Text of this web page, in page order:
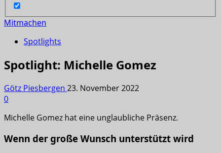
Mitmachen
Spotlights
Spotlight: Michelle Gomez
Götz Piesbergen 23. November 2022
0
Michelle Gomez hat eine unglaubliche Präsenz.
Wenn der große Wunsch unterstützt wird